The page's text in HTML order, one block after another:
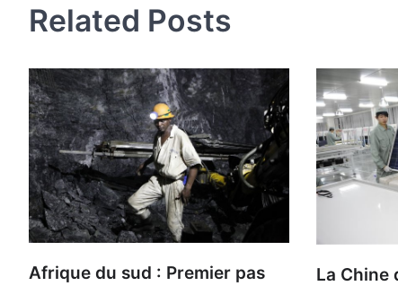
l’article
Related Posts
Afrique du sud : Premier pas
La Chine